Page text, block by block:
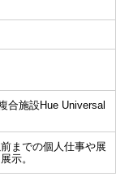
合施設Hue Universal
までの個人仕事や展
示。